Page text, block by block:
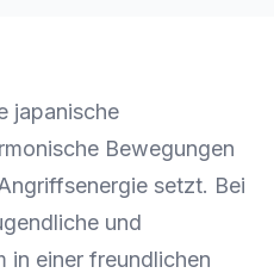
japanische
Bewegungen
setzt. Bei
und
in einer freundlichen